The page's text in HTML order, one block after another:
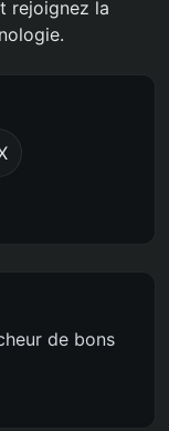
rejoignez la
de bons